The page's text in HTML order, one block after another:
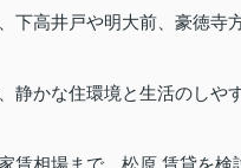
下高井戸や明大前、豪徳寺
静かな住環境と生活のしや
賃相場まで、松原 賃貸を検